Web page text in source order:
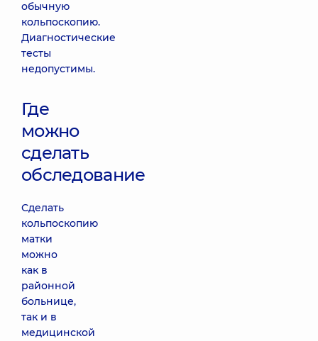
обычную
кольпоскопию.
Диагностические
тесты
недопустимы.
Где
можно
сделать
обследование
Сделать
кольпоскопию
матки
можно
как в
районной
больнице,
так и в
медицинской